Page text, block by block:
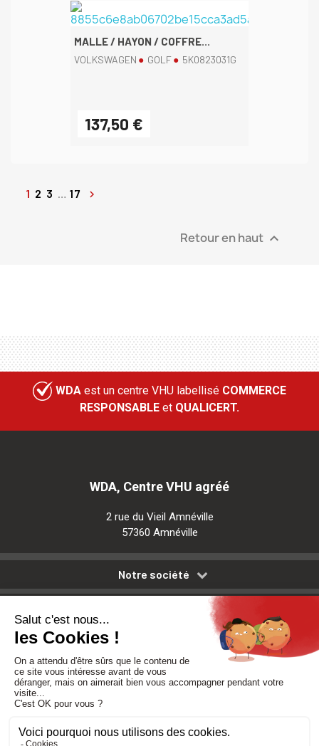
MALLE / HAYON / COFFRE...
VOLKSWAGEN GOLF 5K0823031G
137,50 €
1 2 3 17 
Retour en haut 
WDA est un centre VHU labellisé COMMERCE
RESPONSABLE et QUALICERT.
WDA, Centre VHU agréé
2 rue du Vieil Amnéville
57360 Amnéville
Notre société